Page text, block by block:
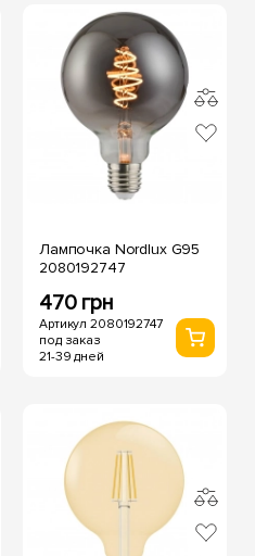
Лампочка Nordlux G95
2080192747
470 грн
Артикул 2080192747
под заказ
21-39 дней